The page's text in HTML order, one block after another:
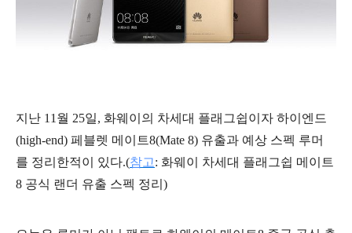
지난 11월 25일, 화웨이의 차세대 플래그쉽이자 하이엔드
(high-end) 페블렛 메이트8(Mate 8) 유출과 예상 스펙 루머
를 정리한적이 있다.(참고: 화웨이 차세대 플래그쉽 메이트
8 공식 랜더 유출 스펙 정리)